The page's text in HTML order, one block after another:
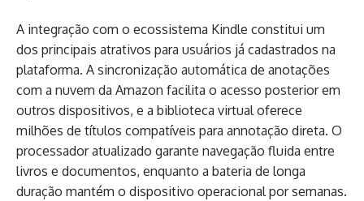
A integração com o ecossistema Kindle constitui um
dos principais atrativos para usuários já cadastrados na
plataforma. A sincronização automática de anotações
com a nuvem da Amazon facilita o acesso posterior em
outros dispositivos, e a biblioteca virtual oferece
milhões de títulos compatíveis para annotação direta. O
processador atualizado garante navegação fluida entre
livros e documentos, enquanto a bateria de longa
duração mantém o dispositivo operacional por semanas.